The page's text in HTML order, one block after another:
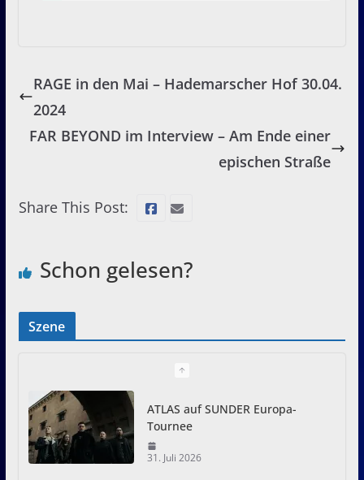
RAGE in den Mai – Hademarscher Hof 30.04.
2024
FAR BEYOND im Interview – Am Ende einer
epischen Straße
Share This Post:
Schon gelesen?
Szene
ATLAS auf SUNDER Europa-
Tournee
31. Juli 2026